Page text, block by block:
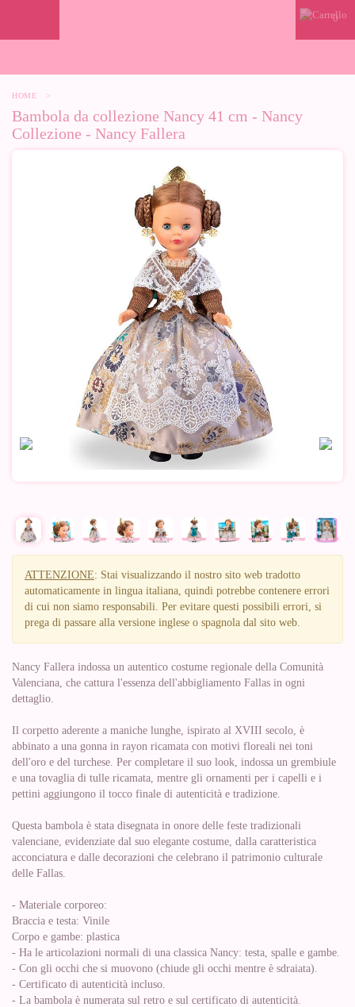
0
HOME >
Bambola da collezione Nancy 41 cm - Nancy
Collezione - Nancy Fallera
ATTENZIONE: Stai visualizzando il nostro sito web tradotto
automaticamente in lingua italiana, quindi potrebbe contenere errori
di cui non siamo responsabili. Per evitare questi possibili errori, si
prega di passare alla versione inglese o spagnola dal sito web.
Nancy Fallera indossa un autentico costume regionale della Comunità
Valenciana, che cattura l'essenza dell'abbigliamento Fallas in ogni
dettaglio.
Il corpetto aderente a maniche lunghe, ispirato al XVIII secolo, è
abbinato a una gonna in rayon ricamata con motivi floreali nei toni
dell'oro e del turchese. Per completare il suo look, indossa un grembiule
e una tovaglia di tulle ricamata, mentre gli ornamenti per i capelli e i
pettini aggiungono il tocco finale di autenticità e tradizione.
Questa bambola è stata disegnata in onore delle feste tradizionali
valenciane, evidenziate dal suo elegante costume, dalla caratteristica
acconciatura e dalle decorazioni che celebrano il patrimonio culturale
delle Fallas.
- Materiale corporeo:
Braccia e testa: Vinile
Corpo e gambe: plastica
- Ha le articolazioni normali di una classica Nancy: testa, spalle e gambe.
- Con gli occhi che si muovono (chiude gli occhi mentre è sdraiata).
- Certificato di autenticità incluso.
- La bambola è numerata sul retro e sul certificato di autenticità.